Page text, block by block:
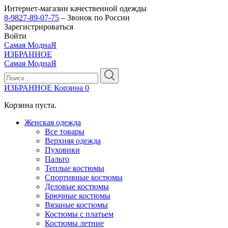
Интернет-магазин качественной одежды
8-9827-89-07-75 – Звонок по России
Зарегистрироваться
Войти
Самая МоднаЯ
ИЗБРАННОЕ
Самая МоднаЯ
ИЗБРАННОЕ Корзина 0
Корзина пуста.
Женская одежда
Все товары
Верхняя одежда
Пуховики
Пальто
Теплые костюмы
Спортивные костюмы
Деловые костюмы
Брючные костюмы
Вязаные костюмы
Костюмы с платьем
Костюмы летние